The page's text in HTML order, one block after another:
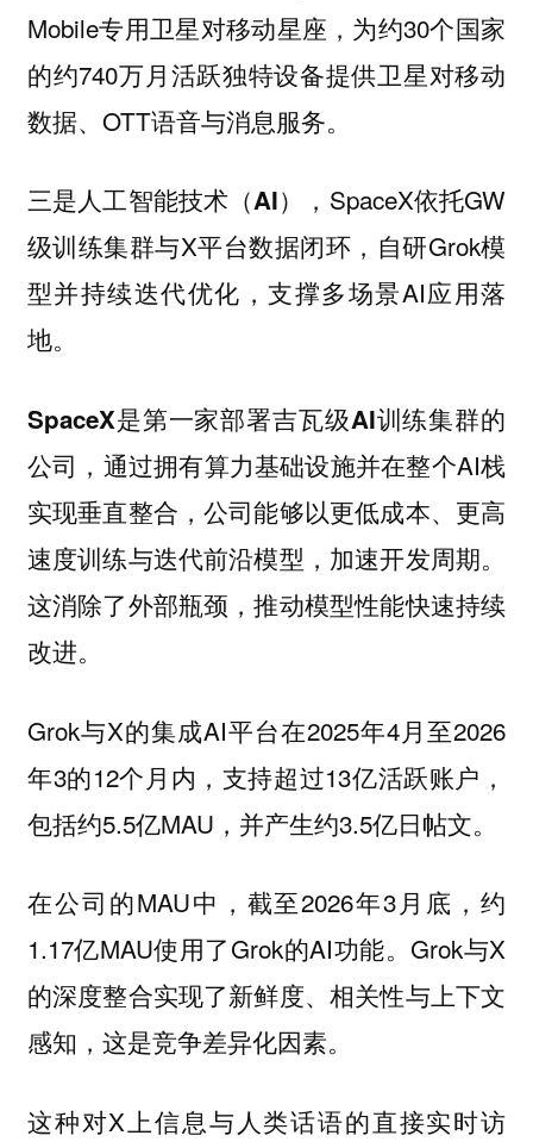
Mobile专用卫星对移动星座，为约30个国家
的约740万月活跃独特设备提供卫星对移动
数据、OTT语音与消息服务。
三是人工智能技术（AI）
，SpaceX依托GW
级训练集群与X平台数据闭环，自研Grok模
型并持续迭代优化，支撑多场景AI应用落
地。
SpaceX是第一家部署吉瓦级AI训练集群的
公司 ，通过拥有算力基础设施并在整个AI栈
实现垂直整合，公司能够以更低成本、更高
速度训练与迭代前沿模型，加速开发周期。
这消除了外部瓶颈，推动模型性能快速持续
改进。
Grok与X的集成AI平台在2025年4月至2026
年3的12个月内，支持超过13亿活跃账户，
包括约5.5亿MAU，并产生约3.5亿日帖文。
在公司的MAU中，截至2026年3月底，约
1.17亿MAU使用了Grok的AI功能。Grok与X
的深度整合实现了新鲜度、相关性与上下文
感知，这是竞争差异化因素。
这种对X上信息与人类话语的直接实时访